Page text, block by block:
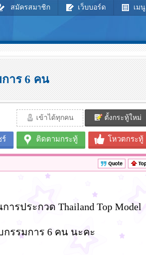
สมัครสมาชิก เว็บบอร์ด เมนู
การ 6 คน
เข้าได้ทุกคน ตั้งกระทู้ใหม่
ร์ ติดตามกระทู้ โหวตกระทู้
รประกวด Thailand Top Model
กรรมการ 6 คน นะคะ